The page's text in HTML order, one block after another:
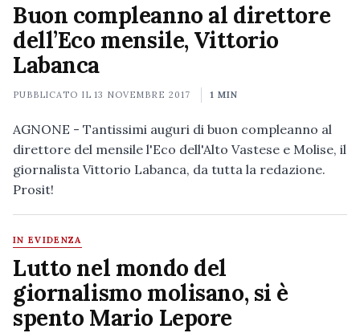
Buon compleanno al direttore
dell’Eco mensile, Vittorio
Labanca
PUBBLICATO IL13 NOVEMBRE 2017 1 MIN
AGNONE - Tantissimi auguri di buon compleanno al
direttore del mensile l'Eco dell'Alto Vastese e Molise, il
giornalista Vittorio Labanca, da tutta la redazione.
Prosit!
IN EVIDENZA
Lutto nel mondo del
giornalismo molisano, si è
spento Mario Lepore